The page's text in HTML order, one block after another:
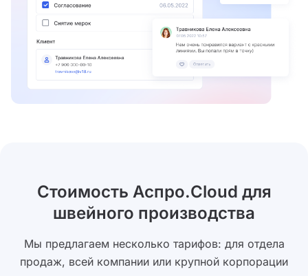
Стоимость Аспро.Cloud для
швейного производства
Мы предлагаем несколько тарифов: для отдела
продаж, всей компании или крупной корпорации